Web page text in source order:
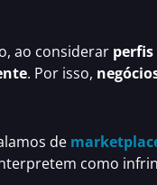
ao considerar perfis
. Por isso,
de
como